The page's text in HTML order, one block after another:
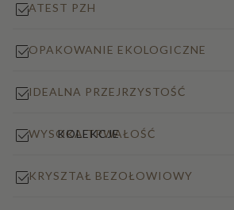
KOLEKCJE
ATEST PZH
OPAKOWANIE EKOLOGICZNE
IDEALNA PRZEJRZYSTOŚĆ
WYSOKA TRWAŁOŚĆ
KRYSZTAŁ BEZOŁOWIOWY